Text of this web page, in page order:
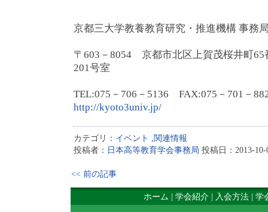
京都三大学教養教育研究・推進機構 事務
〒603－8054 京都市北区上賀茂桜井町65
201号室
TEL:075－706－5136 FAX:075－701－
http://kyoto3univ.jp/
カテゴリ： イベント ,関連情報
投稿者： 日本高等教育学会事務局 投稿日：2013-10-
<< 前の記事
ホーム 学会紹介 入会方法 学